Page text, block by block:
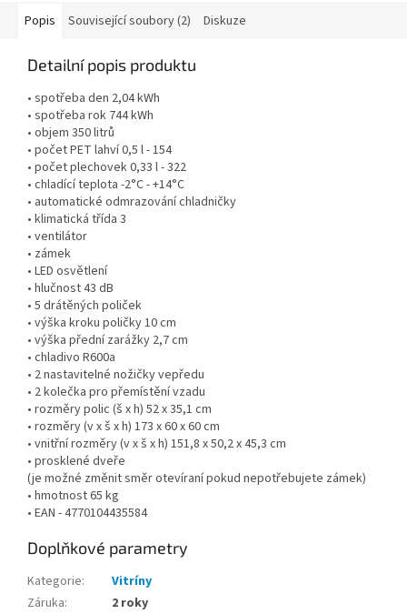
Popis Související soubory (2) Diskuze
Detailní popis produktu
• spotřeba den 2,04 kWh
• spotřeba rok 744 kWh
• objem 350 litrů
• počet PET lahví 0,5 l - 154
• počet plechovek 0,33 l - 322
• chladící teplota -2°C - +14°C
• automatické odmrazování chladničky
• klimatická třída 3
• ventilátor
• zámek
• LED osvětlení
• hlučnost 43 dB
• 5 drátěných poliček
• výška kroku poličky 10 cm
• výška přední zarážky 2,7 cm
• chladivo R600a
• 2 nastavitelné nožičky vepředu
• 2 kolečka pro přemístění vzadu
• rozměry polic (š x h) 52 x 35,1 cm
• rozměry (v x š x h) 173 x 60 x 60 cm
• vnitřní rozměry (v x š x h) 151,8 x 50,2 x 45,3 cm
• prosklené dveře
(je možné změnit směr otevíraní pokud nepotřebujete zámek)
• hmotnost 65 kg
• EAN - 4770104435584
Doplňkové parametry
Kategorie:
Vitríny
Záruka:
2 roky